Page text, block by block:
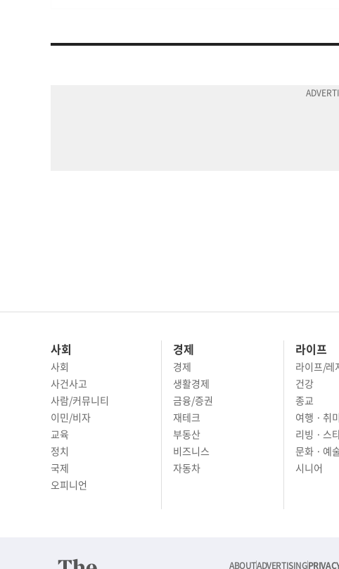
사회
사회
사건사고
사람/커뮤니티
이민/비자
교육
정치
경제
경제
생활경제
금융/증권
재테크
부동산
라이프
라이프/레저
건강
종교
여행 · 취
리빙 · 스타